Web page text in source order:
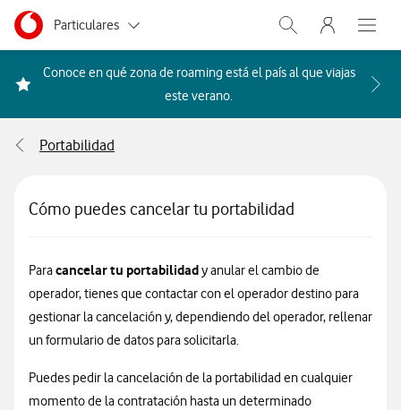
Ir a la pagina principal de vodafone.es
Menu navegación Segmento
Particulares
Autónomos
Grandes empresas
Abrir buscador.
Menu
Abre
Conoce en qué zona de roaming está el país al que viajas
este verano. Acceder a la FAQ Qué
Portabilidad
Cómo puedes cancelar tu portabilidad
Paracancelar tu portabilidady anular el cambio de
operador, tienes que contactar con el operador destino para
gestionar la cancelación y, dependiendo del operador, rellenar
un formulario de datos para solicitarla.
Puedes pedir la cancelación de la portabilidad en cualquier
momento de la contratación hasta un determinado